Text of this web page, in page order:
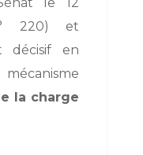
220) et
décisif en
la charge